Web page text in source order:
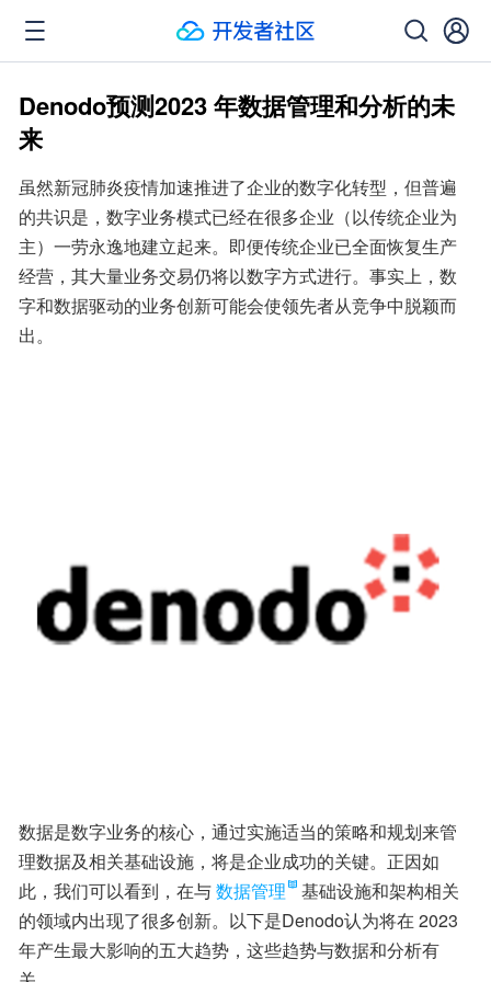
Denodo预测2023 年数据管理和分析的未
来
虽然新冠肺炎疫情加速推进了企业的数字化转型，但普遍
的共识是，数字业务模式已经在很多企业（以传统企业为
主）一劳永逸地建立起来。即便传统企业已全面恢复生产
经营，其大量业务交易仍将以数字方式进行。事实上，数
字和数据驱动的业务创新可能会使领先者从竞争中脱颖而
出。
数据是数字业务的核心，通过实施适当的策略和规划来管
理数据及相关基础设施，将是企业成功的关键。正因如
此，我们可以看到，在与数据管理
基础设施和架构相关
的领域内出现了很多创新。以下是Denodo认为将在 2023
年产生最大影响的五大趋势，这些趋势与数据和分析有